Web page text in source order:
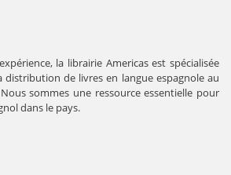
la librairie Americas est spécialisée
de livres en langue espagnole au
sommes une ressource essentielle pour
dans le pays.